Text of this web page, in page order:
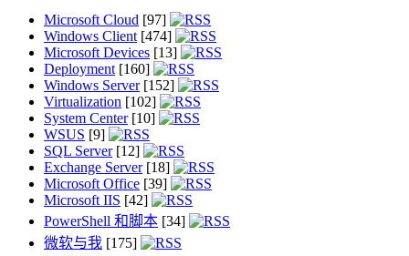
Microsoft Cloud [97]
Windows Client[474]
Microsoft Devices [13]
Deployment[160]
Windows Server[152]
Virtualization [102]
System Center[10]
WSUS [9]
SQL Server[12]
Exchange Server[18]
Microsoft Office [39]
Microsoft IIS [42]
PowerShell 和脚本 [34]
微软与我 [175]